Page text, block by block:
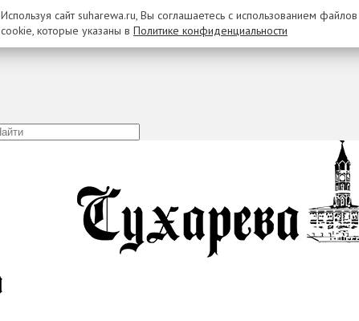
Используя сайт suharewa.ru, Вы соглашаетесь с использованием файлов
cookie, которые указаны в Политике конфиденциальности